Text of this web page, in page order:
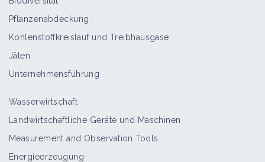
Pflanzenabdeckung
Kohlenstoffkreislauf und Treibhausgase
Jäten
Unternehmensführung
Wasserwirtschaft
Landwirtschaftliche Geräte und Maschinen
Measurement and Observation Tools
Energieerzeugung